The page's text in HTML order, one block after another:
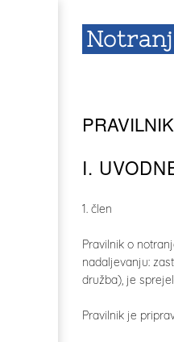
I.
1. člen
Pravilnik o
nadaljevanju:
družba), je
Pravilnik je